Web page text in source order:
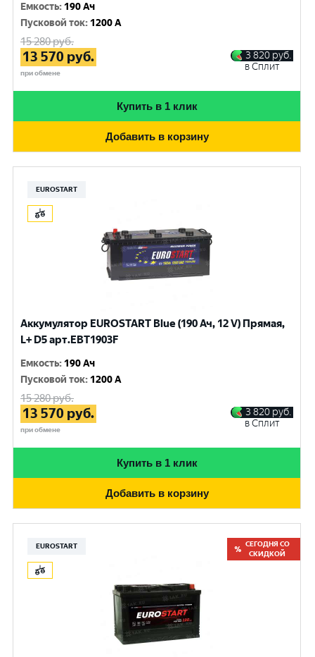
Емкость: 190 Ач
Пусковой ток: 1200 A
15 280руб.
13 570 руб.
при обмене
3 820 руб.
в Сплит
Купить в 1 клик
Добавить в корзину
EUROSTART
Аккумулятор EUROSTART Blue (190 Ач, 12 V) Прямая,
L+ D5 арт.EBT1903F
Емкость: 190 Ач
Пусковой ток: 1200 A
15 280руб.
13 570 руб.
при обмене
3 820 руб.
в Сплит
Купить в 1 клик
Добавить в корзину
EUROSTART
СЕГОДНЯ СО
СКИДКОЙ